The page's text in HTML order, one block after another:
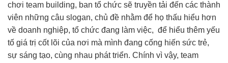
chơi team building, ban tổ chức sẽ truyền tải đến các thành
viên những câu slogan, chủ đề nhằm để họ thấu hiểu hơn
về doanh nghiệp, tổ chức đang làm việc, để hiểu thêm yếu
tố giá trị cốt lõi của nơi mà mình đang cống hiến sức trẻ,
sự sáng tạo, cùng nhau phát triển. Chính vì vậy, team